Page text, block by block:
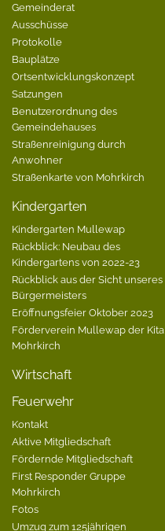
Gemeinderat
Ausschüsse
Protokolle
Bauplätze
Ortsentwicklungskonzept
Satzungen
Benutzerordnung des
Gemeindehauses
Straßenreinigung durch
Anwohner
Straßenkarte von Mohrkirch
Kindergarten
Kindergarten Mullewap
Rückblick: Neubau des
Kindergartens von 2022-23
Rückblick aus der Sicht unseres
Bürgermeisters
Eröffnungsfeier Oktober 2023
Förderverein Mullewap der Kita
Mohrkirch
Wirtschaft
Feuerwehr
Kontakt
Aktive Mitgliedschaft
Fördernde Mitgliedschaft
First Responder Gruppe
Mohrkirch
Fotos
Umzug zum 125jährigen